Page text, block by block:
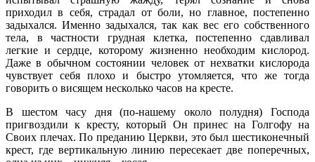
приходил в себя, страдал от боли, но главное, постепенно
задыхался. Именно задыхался, так как вес его собственного
тела, в частности грудная клетка, постепенно сдавливал
легкие и сердце, которому жизненно необходим кислород.
Даже в обычном состоянии человек от нехватки кислорода
чувствует себя плохо и быстро утомляется, что же тогда
говорить о висящем несколько часов на кресте.
В шестом часу дня (по-нашему около полудня) Господа
пригвоздили к кресту, который Он принес на Голгофу на
Своих плечах. По преданию Церкви, это был шестиконечный
крест, где вертикальную линию пересекает две поперечных,